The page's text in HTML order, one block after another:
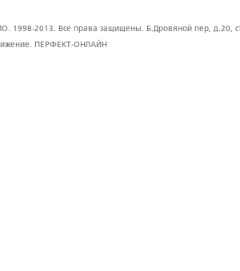
1998-2013. Все права защищены. Б.Дровяной пер, д.20,
ПЕРФЕКТ-ОНЛАЙН